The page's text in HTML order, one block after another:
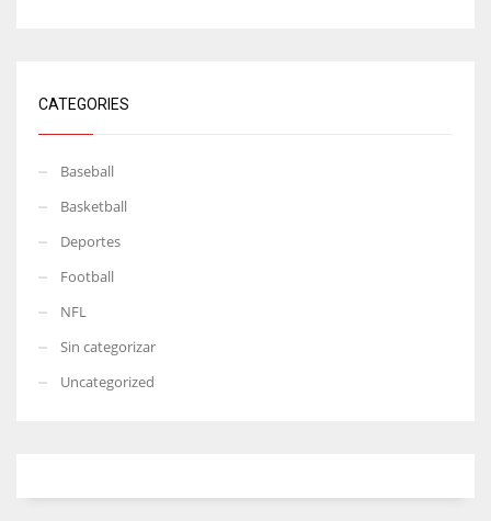
CATEGORIES
Baseball
Basketball
Deportes
Football
NFL
Sin categorizar
Uncategorized